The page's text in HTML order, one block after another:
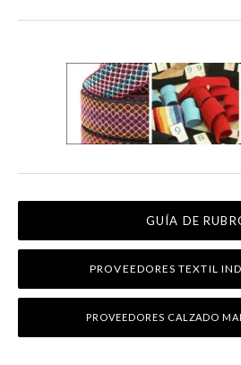
GUÍA DE
PROVEEDORES TEXTIL
PROVEEDORES CALZADO